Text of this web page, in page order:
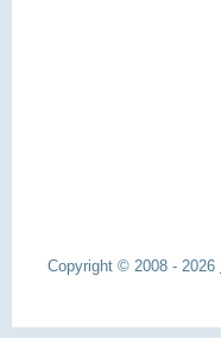
Copyright © 2008 - 2026